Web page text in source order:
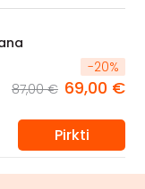
-20%
87,00 € 69,00 €
Pirkti